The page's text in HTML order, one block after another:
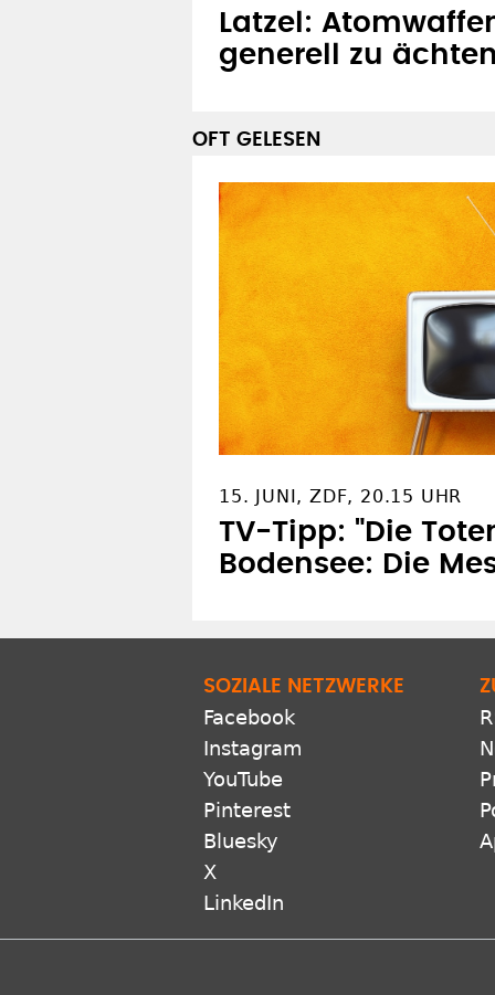
Latzel:
generell zu ächten
OFT GELESEN
15. JUNI, ZDF, 20.15 UHR
TV-Tipp: "Die
Bodensee: Die
SOZIALE NETZWERKE
Facebook
Instagram
YouTube
Pinterest
Bluesky
X
LinkedIn